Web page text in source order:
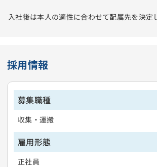
入社後は本人の適性に合わせて配属先を決定
採用情報
募集職種
収集・運搬
雇用形態
正社員